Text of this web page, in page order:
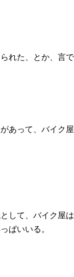
れた、とか、言
あって、バイク
して、バイク屋
ぱいいる。